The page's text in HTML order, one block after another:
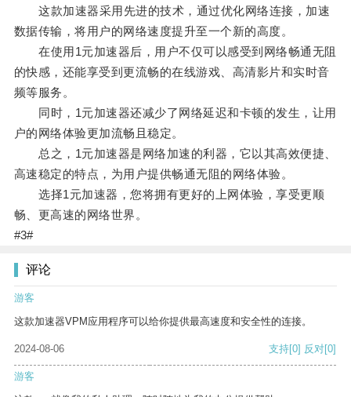
这款加速器采用先进的技术，通过优化网络连接，加速
数据传输，将用户的网络速度提升至一个新的高度。
在使用1元加速器后，用户不仅可以感受到网络畅通无阻
的快感，还能享受到更流畅的在线游戏、高清影片和实时音
频等服务。
同时，1元加速器还减少了网络延迟和卡顿的发生，让用
户的网络体验更加流畅且稳定。
总之，1元加速器是网络加速的利器，它以其高效便捷、
高速稳定的特点，为用户提供畅通无阻的网络体验。
选择1元加速器，您将拥有更好的上网体验，享受更顺
畅、更高速的网络世界。
#3#
评论
游客
这款加速器VPM应用程序可以给你提供最高速度和安全性的连接。
2024-08-06 支持[0] 反对[0]
游客